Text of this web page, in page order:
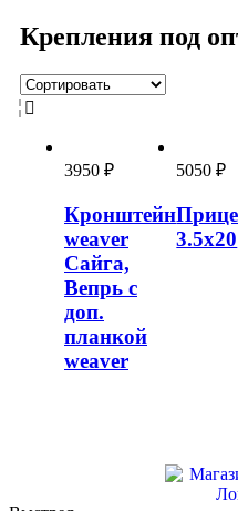
Крепления под
3950 ₽
Кронштейн
weaver
Сайга,
Вепрь с
доп.
планкой
weaver
5050₽
3.5х20